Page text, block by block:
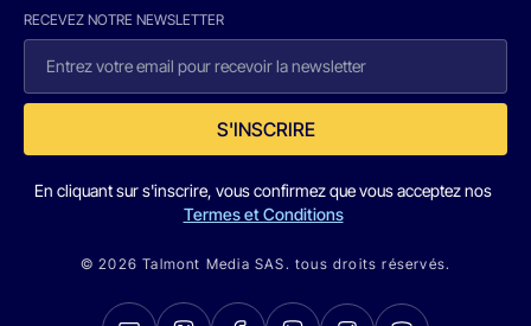
RECEVEZ NOTRE NEWSLETTER
S'INSCRIRE
En cliquant sur s'inscrire, vous confirmez que vous acceptez nos
Termes et Conditions
© 2026 Talmont Media SAS. tous droits réservés.